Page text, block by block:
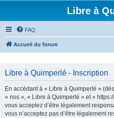
Libre à
FAQ
Accueil du forum
Libre à Quimperlé - Inscription
En accédant à « Libre à Quimperlé »
« nos », « Libre à Quimperlé » et «
vous acceptez d’être légalement
vous n’acceptez pas d’être légalement